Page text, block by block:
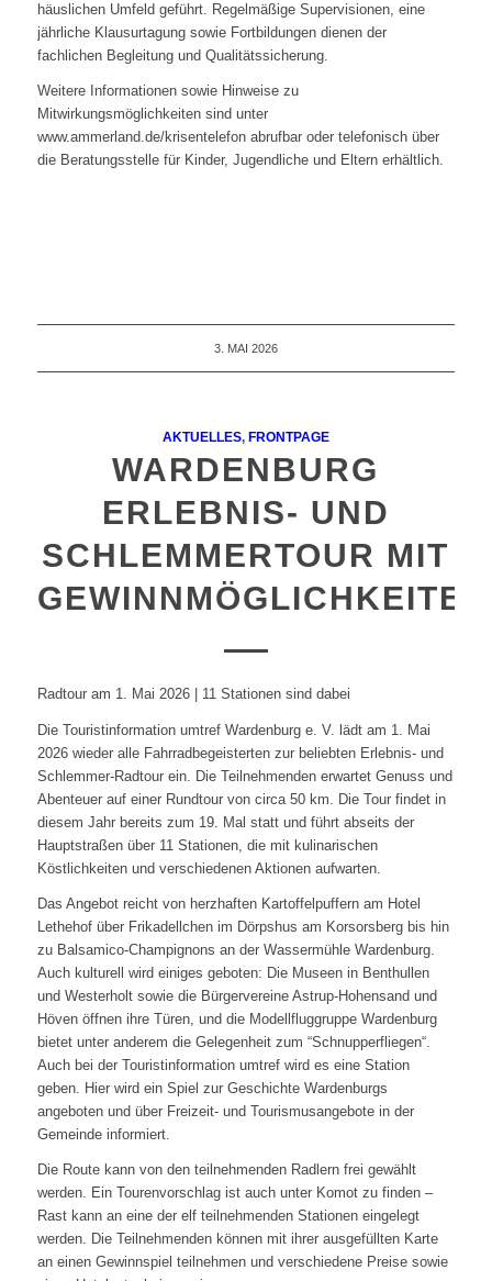
häuslichen Umfeld geführt. Regelmäßige Supervisionen, eine
jährliche Klausurtagung sowie Fortbildungen dienen der
fachlichen Begleitung und Qualitätssicherung.
Weitere Informationen sowie Hinweise zu
Mitwirkungsmöglichkeiten sind unter
www.ammerland.de/krisentelefon abrufbar oder telefonisch über
die Beratungsstelle für Kinder, Jugendliche und Eltern erhältlich.
3. MAI 2026
AKTUELLES, FRONTPAGE
WARDENBURG
ERLEBNIS- UND
SCHLEMMERTOUR MIT
GEWINNMÖGLICHKEITEN
Radtour am 1. Mai 2026 | 11 Stationen sind dabei
Die Touristinformation umtref Wardenburg e. V. lädt am 1. Mai
2026 wieder alle Fahrradbegeisterten zur beliebten Erlebnis- und
Schlemmer-Radtour ein. Die Teilnehmenden erwartet Genuss und
Abenteuer auf einer Rundtour von circa 50 km. Die Tour findet in
diesem Jahr bereits zum 19. Mal statt und führt abseits der
Hauptstraßen über 11 Stationen, die mit kulinarischen
Köstlichkeiten und verschiedenen Aktionen aufwarten.
Das Angebot reicht von herzhaften Kartoffelpuffern am Hotel
Lethehof über Frikadellchen im Dörpshus am Korsorsberg bis hin
zu Balsamico-Champignons an der Wassermühle Wardenburg.
Auch kulturell wird einiges geboten: Die Museen in Benthullen
und Westerholt sowie die Bürgervereine Astrup-Hohensand und
Höven öffnen ihre Türen, und die Modellfluggruppe Wardenburg
bietet unter anderem die Gelegenheit zum “Schnupperfliegen“.
Auch bei der Touristinformation umtref wird es eine Station
geben. Hier wird ein Spiel zur Geschichte Wardenburgs
angeboten und über Freizeit- und Tourismusangebote in der
Gemeinde informiert.
Die Route kann von den teilnehmenden Radlern frei gewählt
werden. Ein Tourenvorschlag ist auch unter Komot zu finden –
Rast kann an eine der elf teilnehmenden Stationen eingelegt
werden. Die Teilnehmenden können mit ihrer ausgefüllten Karte
an einen Gewinnspiel teilnehmen und verschiedene Preise sowie